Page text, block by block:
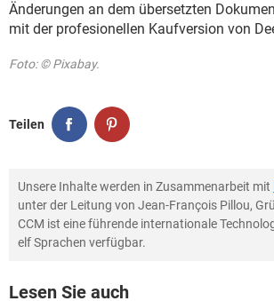
Änderungen an dem übersetzten
mit der profesionellen Kaufversion von
Foto: © Pixabay.
Teilen
Unsere Inhalte werden in Zusammenarbeit mit
unter der Leitung von Jean-François Pillou,
CCM ist eine führende internationale
elf Sprachen verfügbar.
Lesen Sie auch